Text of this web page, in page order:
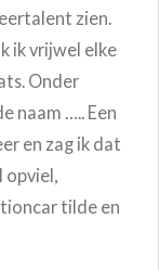
zien.
ik vrijwel elke
Onder
naam ….. Een
en zag ik dat
opviel,
tilde en